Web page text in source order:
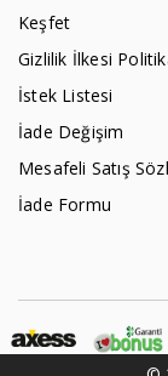
Keşfet
Gizlilik İlkesi
İstek Listesi
İade Değişim
Mesafeli Satış
İade Formu